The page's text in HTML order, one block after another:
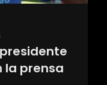
la prensa